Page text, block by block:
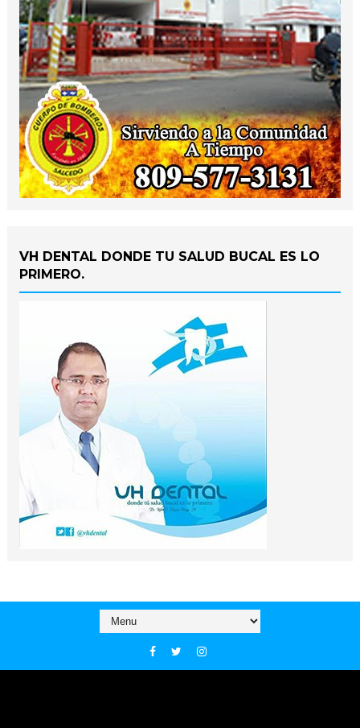
VH DENTAL DONDE TU SALUD BUCAL ES LO
PRIMERO.